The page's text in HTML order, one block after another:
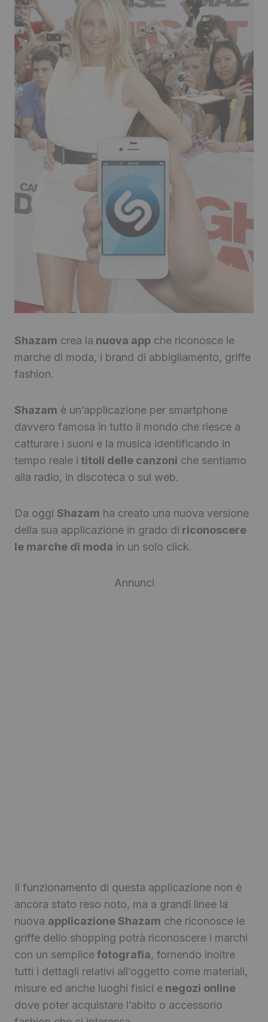
Shazam crea la nuova app che riconosce le
marche di moda, i brand di abbigliamento, griffe
fashion.
Shazam è un’applicazione per smartphone
davvero famosa in tutto il mondo che riesce a
catturare i suoni e la musica identificando in
tempo reale i titoli delle canzoni che sentiamo
alla radio, in discoteca o sul web.
Da oggi Shazam ha creato una nuova versione
della sua applicazione in grado di riconoscere
le marche di moda in un solo click.
Annunci
Il funzionamento di questa applicazione non è
ancora stato reso noto, ma a grandi linee la
nuova applicazione Shazam che riconosce le
griffe dello shopping potrà riconoscere i marchi
con un semplicefotografia, fornendo inoltre
tutti i dettagli relativi all’oggetto come materiali,
misure ed anche luoghi fisici e negozi online
dove poter acquistare l’abito o accessorio